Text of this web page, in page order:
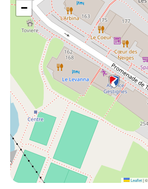
Una squadra che
alla perfezione
attrezzatura.
Scegliere gli sci giusti non significa
categoria o il livello di abilità. I ​​nostri
si prendono il tempo di parlare
nella scelta dell'attrezzatura più
Dalle regolazioni ai consigli
del pacchetto, potrai beneficiare di
personalizzata durante tutto il tuo
Prenota prima
−
Leaflet|©